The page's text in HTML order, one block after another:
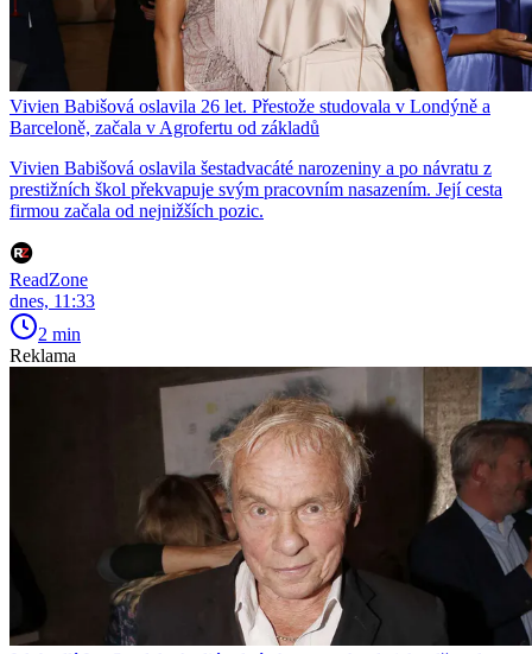
Vivien Babišová oslavila 26 let. Přestože studovala v Londýně a
Barceloně, začala v Agrofertu od základů
Vivien Babišová oslavila šestadvacáté narozeniny a po návratu z
prestižních škol překvapuje svým pracovním nasazením. Její cesta
firmou začala od nejnižších pozic.
ReadZone
dnes, 11:33
2 min
Reklama